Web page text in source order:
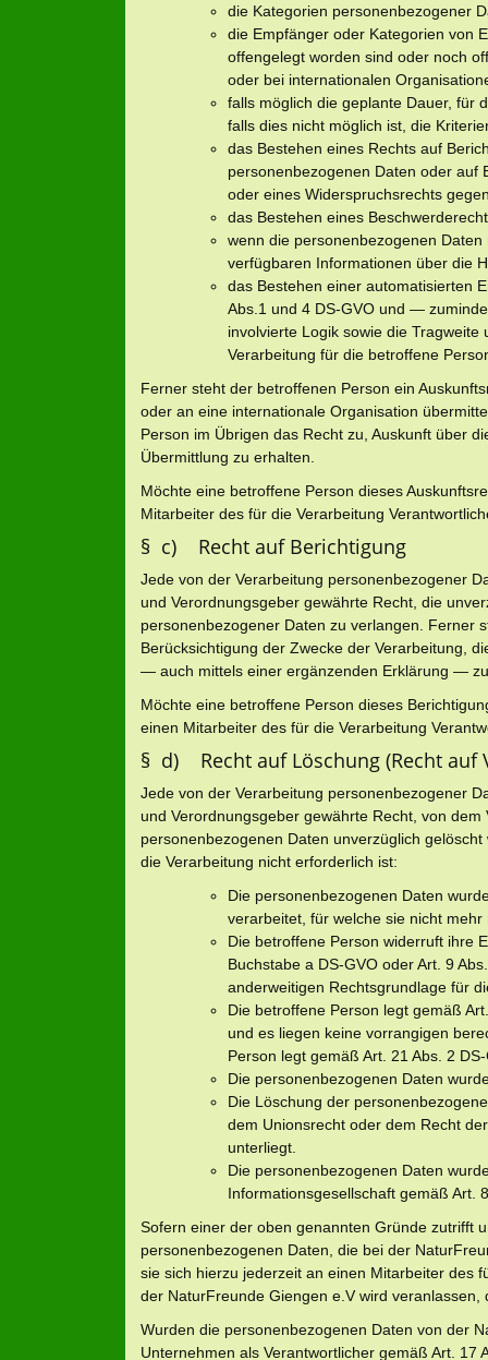
die Kategorien personenbezogener
die Empfänger oder Kategorien von
offengelegt worden sind oder noch
oder bei internationalen
falls möglich die geplante Dauer, für
falls dies nicht möglich ist, die
das Bestehen eines Rechts auf
personenbezogenen Daten oder auf
oder eines Widerspruchsrechts
das Bestehen eines
wenn die personenbezogenen
verfügbaren Informationen über die
das Bestehen einer automatisierten
Abs.1 und 4 DS-GVO und —
involvierte Logik sowie die
Verarbeitung für die betroffene
Ferner steht der betroffenen Person ein
oder an eine internationale Organisation
Person im Übrigen das Recht zu, Auskunft über
Übermittlung zu erhalten.
Möchte eine betroffene Person dieses
Mitarbeiter des für die Verarbeitung
§ c) Recht auf Berichtigung
Jede von der Verarbeitung personenbezogener
und Verordnungsgeber gewährte Recht, die
personenbezogener Daten zu verlangen. Ferner
Berücksichtigung der Zwecke der Verarbeitung,
— auch mittels einer ergänzenden Erklärung —
Möchte eine betroffene Person dieses
einen Mitarbeiter des für die Verarbeitung
§ d) Recht auf Löschung (Recht auf
Jede von der Verarbeitung personenbezogener
und Verordnungsgeber gewährte Recht, von
personenbezogenen Daten unverzüglich
die Verarbeitung nicht erforderlich ist:
Die personenbezogenen Daten
verarbeitet, für welche sie nicht mehr
Die betroffene Person widerruft ihre
Buchstabe a DS-GVO oder Art. 9
anderweitigen Rechtsgrundlage für
Die betroffene Person legt gemäß
und es liegen keine vorrangigen
Person legt gemäß Art. 21 Abs. 2
Die personenbezogenen Daten
Die Löschung der
dem Unionsrecht oder dem Recht
unterliegt.
Die personenbezogenen Daten
Informationsgesellschaft gemäß Art.
Sofern einer der oben genannten Gründe zutrifft
personenbezogenen Daten, die bei der
sie sich hierzu jederzeit an einen Mitarbeiter des
der NaturFreunde Giengen e.V wird
Wurden die personenbezogenen Daten von der
Unternehmen als Verantwortlicher gemäß Art. 17